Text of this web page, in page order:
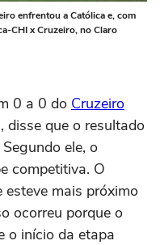
enfrentou a Católica e, com
CHI x Cruzeiro, no Claro
0 a 0 do Cruzeiro
disse que o resultado
ele, o
competitiva. O
mais próximo
ocorreu porque o
o início da etapa